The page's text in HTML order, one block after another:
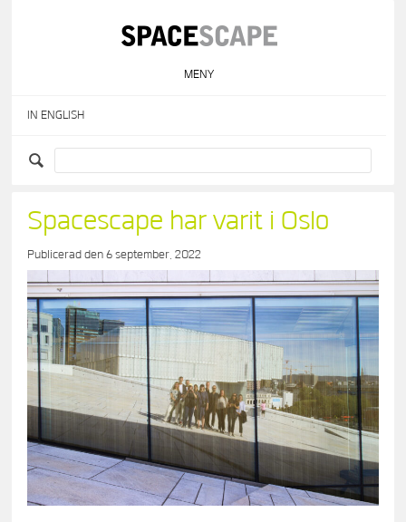
MENY
IN ENGLISH
Spacescape har varit i Oslo
Publicerad den6 september, 2022